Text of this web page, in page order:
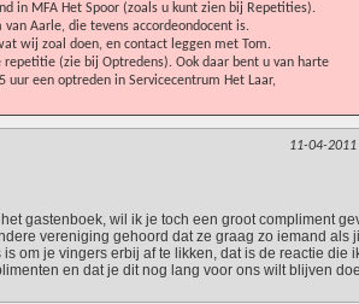
in MFA Het Spoor (zoals u kunt zien bij Repetities).
Aarle, die tevens accordeondocent is.
wij zoal doen, en contact leggen met Tom.
(zie bij Optredens). Ook daar bent u van harte
een optreden in Servicecentrum Het Laar,
11-04-2011
gastenboek, wil ik je toch een groot compliment
vereniging gehoord dat ze graag zo iemand als
om je vingers erbij af te likken, dat is de reactie die
en dat je dit nog lang voor ons wilt blijven